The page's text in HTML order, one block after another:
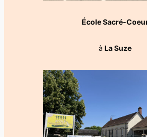
École Sacré-
à La Suze